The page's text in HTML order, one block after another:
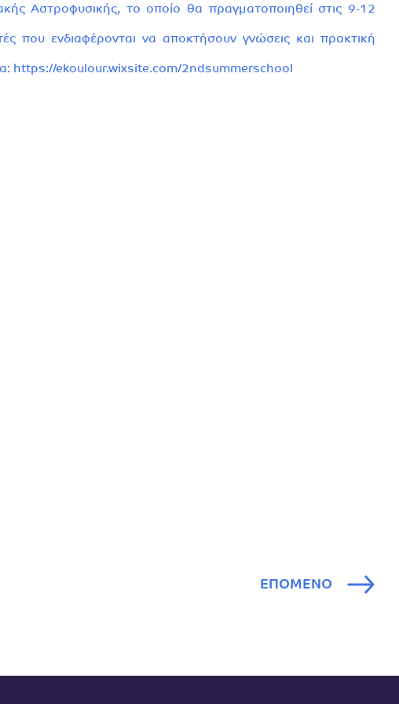
Αστροφυσικής, το οποίο θα πραγματοποιηθεί στις 9-12
που ενδιαφέρονται να αποκτήσουν γνώσεις και πρακτική
https://ekoulour.wixsite.com/2ndsummerschool
ΕΠΟΜΕΝΟ